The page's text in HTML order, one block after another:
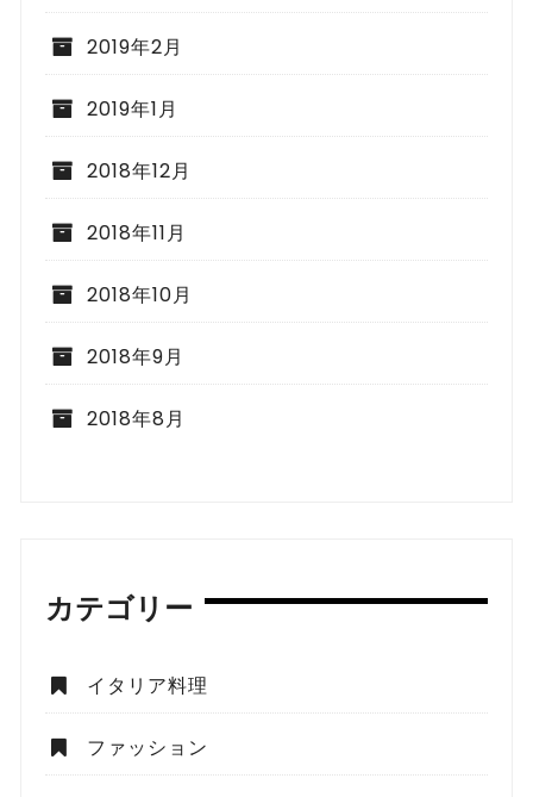
2019年2月
2019年1月
2018年12月
2018年11月
2018年10月
2018年9月
2018年8月
カテゴリー
イタリア料理
ファッション